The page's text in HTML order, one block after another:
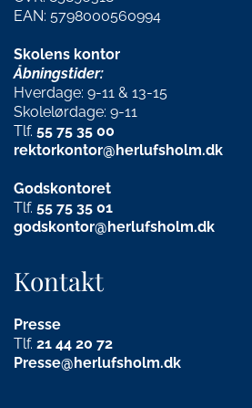
EAN: 5798000560994
Skolens kontor
Åbningstider:
Hverdage: 9-11 & 13-15
Skolelørdage: 9-11
Tlf. 55 75 35 00
rektorkontor@herlufsholm.dk
Godskontoret
Tlf. 55 75 35 01
godskontor@herlufsholm.dk
Kontakt
Presse
Tlf. 21 44 20 72
Presse@herlufsholm.dk